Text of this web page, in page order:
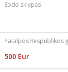
Sodo sklypas
Patalpos Respublikos
500 Eur